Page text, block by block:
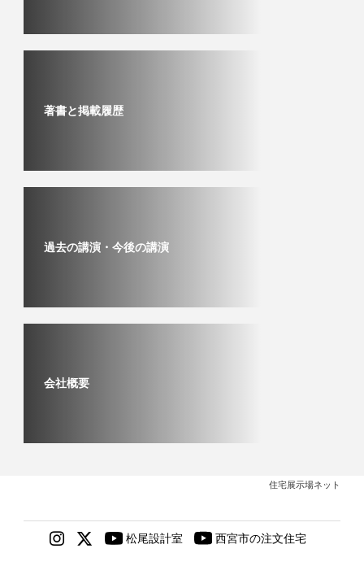
著書と掲載履歴
過去の講演・今後の講演
会社概要
住宅展示場ネット